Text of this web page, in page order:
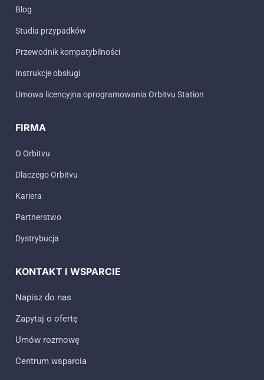
Blog
Studia przypadków
Przewodnik kompatybilności
Instrukcje obsługi
Umowa licencyjna oprogramowania Orbitvu Station
FIRMA
O Orbitvu
Dlaczego Orbitvu
Kariera
Partnerstwo
Dystrybucja
KONTAKT I WSPARCIE
Napisz do nas
Zapytaj o ofertę
Umów rozmowę
Centrum wsparcia